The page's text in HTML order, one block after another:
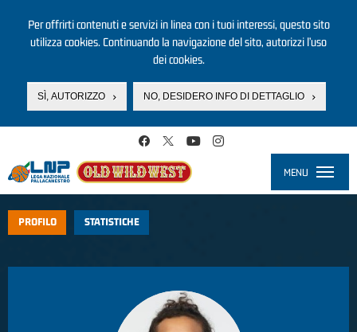
Per offrirti contenuti e servizi in linea con i tuoi interessi, questo sito
utilizza cookies. Continuando la navigazione del sito, autorizzi l’uso
dei cookies.
SÌ, AUTORIZZO NO, DESIDERO INFO DI DETTAGLIO
MENU
PROFILO STATISTICHE